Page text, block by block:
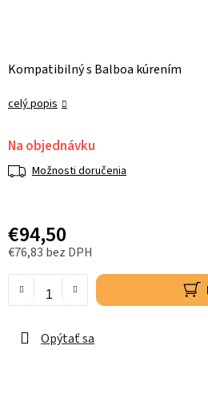
Kompatibilný s Balboa kúrením
celý popis
Na objednávku
Možnosti doručenia
€94,50
€76,83 bez DPH
Opýtať sa